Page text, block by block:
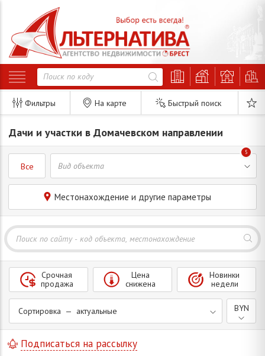
Фильтры На карте Быстрый поиск
Дачи и участки в Домачевском направлении
Все
5
Местонахождение и другие параметры
Сортировка — актуальные
Срочная
продажа
Цена
снижена
Новинки
недели
BYN
Подписаться на рассылку